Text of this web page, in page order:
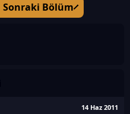
Sonraki Bölüm
14 Haz 2011